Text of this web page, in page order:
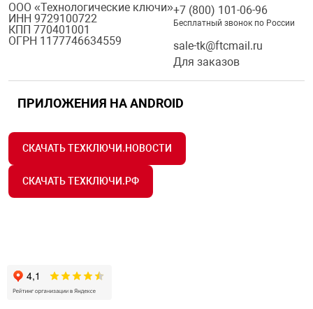
ООО «Технологические ключи»
ИНН 9729100722
КПП 770401001
ОГРН 1177746634559
+7 (800) 101-06-96
Бесплатный звонок по России
sale-tk@ftcmail.ru
Для заказов
ПРИЛОЖЕНИЯ НА ANDROID
СКАЧАТЬ ТЕХКЛЮЧИ.НОВОСТИ
СКАЧАТЬ ТЕХКЛЮЧИ.РФ